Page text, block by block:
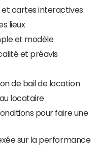
et cartes interactives
lieux
et modèle
et préavis
de bail de location
locataire
pour faire une
sur la performance